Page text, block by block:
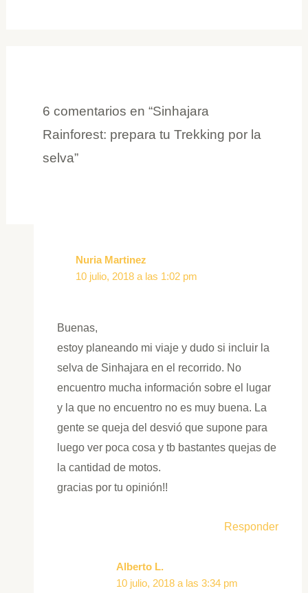
6 comentarios en “Sinhajara
Rainforest: prepara tu Trekking por la
selva”
Nuria Martinez
10 julio, 2018 a las 1:02 pm
Buenas,
estoy planeando mi viaje y dudo si incluir la
selva de Sinhajara en el recorrido. No
encuentro mucha información sobre el lugar
y la que no encuentro no es muy buena. La
gente se queja del desvió que supone para
luego ver poca cosa y tb bastantes quejas de
la cantidad de motos.
gracias por tu opinión!!
Responder
Alberto L.
10 julio, 2018 a las 3:34 pm